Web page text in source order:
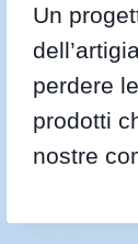
Un
perdere
prodotti
nostre